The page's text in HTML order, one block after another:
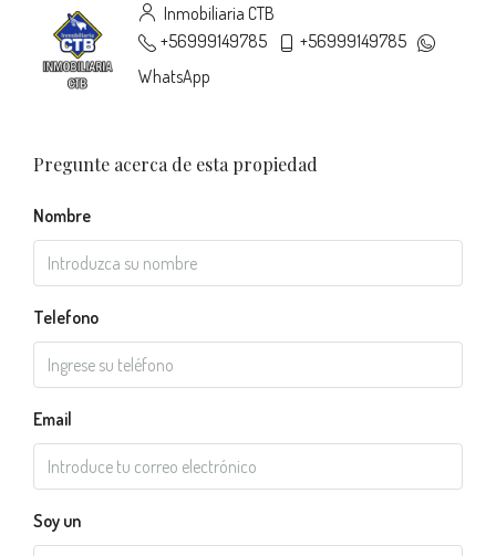
Inmobiliaria CTB
+56999149785
+56999149785
WhatsApp
Pregunte acerca de esta propiedad
Nombre
Telefono
Email
Soy un